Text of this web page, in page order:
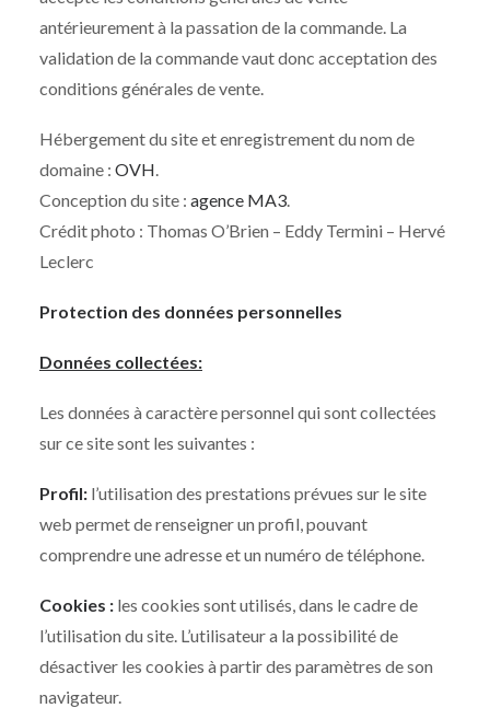
antérieurement à la passation de la commande. La
validation de la commande vaut donc acceptation des
conditions générales de vente.
Hébergement du site et enregistrement du nom de
domaine : OVH.
Conception du site : agence MA3.
Crédit photo : Thomas O’Brien – Eddy Termini – Hervé
Leclerc
Protection des données personnelles
Données collectées:
Les données à caractère personnel qui sont collectées
sur ce site sont les suivantes :
Profil: l’utilisation des prestations prévues sur le site
web permet de renseigner un profil, pouvant
comprendre une adresse et un numéro de téléphone.
Cookies : les cookies sont utilisés, dans le cadre de
l’utilisation du site. L’utilisateur a la possibilité de
désactiver les cookies à partir des paramètres de son
navigateur.